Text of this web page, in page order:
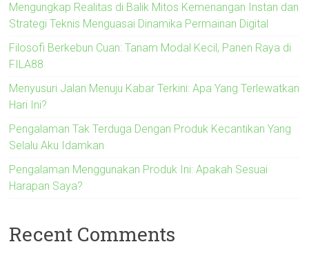
Mengungkap Realitas di Balik Mitos Kemenangan Instan dan
Strategi Teknis Menguasai Dinamika Permainan Digital
Filosofi Berkebun Cuan: Tanam Modal Kecil, Panen Raya di
FILA88
Menyusuri Jalan Menuju Kabar Terkini: Apa Yang Terlewatkan
Hari Ini?
Pengalaman Tak Terduga Dengan Produk Kecantikan Yang
Selalu Aku Idamkan
Pengalaman Menggunakan Produk Ini: Apakah Sesuai
Harapan Saya?
Recent Comments